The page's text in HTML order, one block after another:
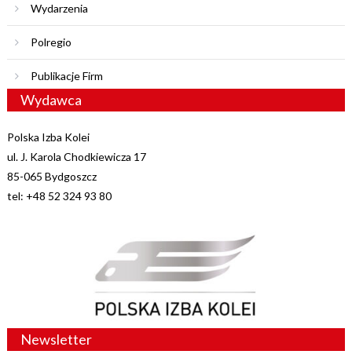
Wydarzenia
Polregio
Publikacje Firm
Wydawca
Polska Izba Kolei
ul. J. Karola Chodkiewicza 17
85-065 Bydgoszcz
tel: +48 52 324 93 80
Newsletter